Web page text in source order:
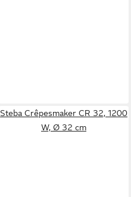
Steba Crêpesmaker CR 32, 1200
W, Ø 32 cm